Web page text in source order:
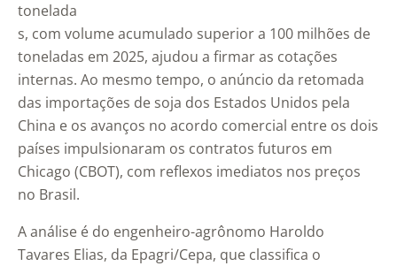
tonelada
s, com volume acumulado superior a 100 milhões de
toneladas em 2025, ajudou a firmar as cotações
internas. Ao mesmo tempo, o anúncio da retomada
das importações de soja dos Estados Unidos pela
China e os avanços no acordo comercial entre os dois
países impulsionaram os contratos futuros em
Chicago (CBOT), com reflexos imediatos nos preços
no Brasil.
A análise é do engenheiro-agrônomo Haroldo
Tavares Elias, da Epagri/Cepa, que classifica o